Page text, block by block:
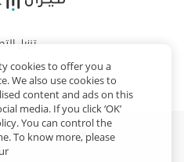
تنزيل
حقوق النشر ##2026## ميرال إكسبيرينسز ذ.م.م
cookies to offer you a
We also use cookies to
content and ads on this
media. If you click ‘OK’
You can control the
To know more, please